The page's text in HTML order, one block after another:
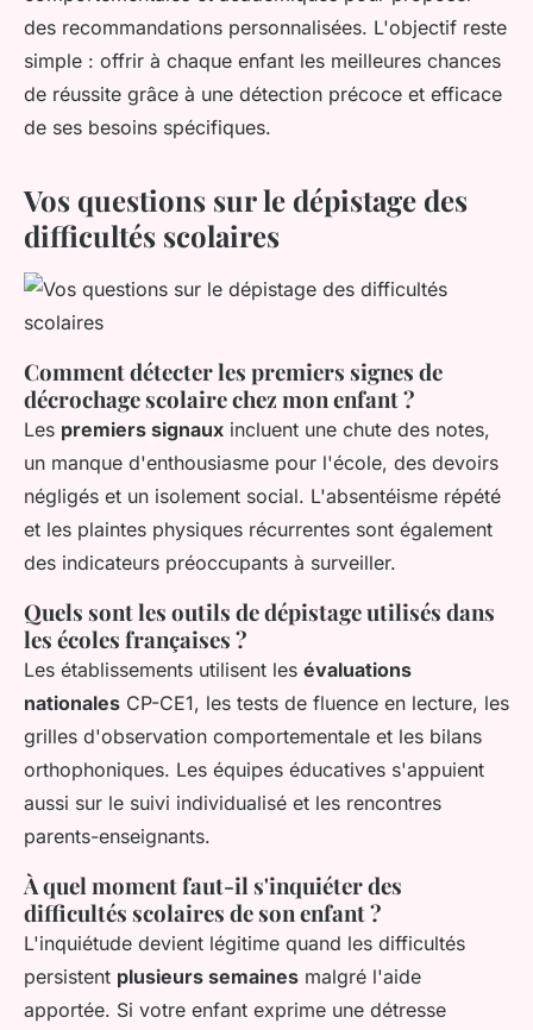
des recommandations personnalisées. L'objectif reste
simple : offrir à chaque enfant les meilleures chances
de réussite grâce à une détection précoce et efficace
de ses besoins spécifiques.
Vos questions sur le dépistage des
difficultés scolaires
Comment détecter les premiers signes de
décrochage scolaire chez mon enfant ?
Les premiers signaux incluent une chute des notes,
un manque d'enthousiasme pour l'école, des devoirs
négligés et un isolement social. L'absentéisme répété
et les plaintes physiques récurrentes sont également
des indicateurs préoccupants à surveiller.
Quels sont les outils de dépistage utilisés dans
les écoles françaises ?
Les établissements utilisent les évaluations
nationales CP-CE1, les tests de fluence en lecture, les
grilles d'observation comportementale et les bilans
orthophoniques. Les équipes éducatives s'appuient
aussi sur le suivi individualisé et les rencontres
parents-enseignants.
À quel moment faut-il s'inquiéter des
difficultés scolaires de son enfant ?
L'inquiétude devient légitime quand les difficultés
persistent plusieurs semaines malgré l'aide
apportée. Si votre enfant exprime une détresse